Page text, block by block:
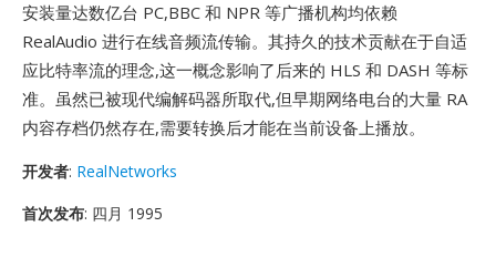
安装量达数亿台 PC,BBC 和 NPR 等广播机构均依赖
RealAudio 进行在线音频流传输。其持久的技术贡献在于自适
应比特率流的理念,这一概念影响了后来的 HLS 和 DASH 等标
准。虽然已被现代编解码器所取代,但早期网络电台的大量 RA
内容存档仍然存在,需要转换后才能在当前设备上播放。
开发者: RealNetworks
首次发布: 四月 1995